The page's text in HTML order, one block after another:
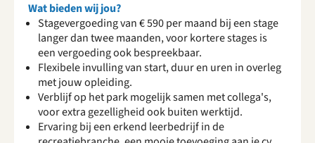
Wat bieden wij jou?
Stagevergoeding van € 590 per maand bij een stage
langer dan twee maanden, voor kortere stages is
een vergoeding ook bespreekbaar.
Flexibele invulling van start, duur en uren in overleg
met jouw opleiding.
Verblijf op het park mogelijk samen met collega's,
voor extra gezelligheid ook buiten werktijd.
Ervaring bij een erkend leerbedrijf in de